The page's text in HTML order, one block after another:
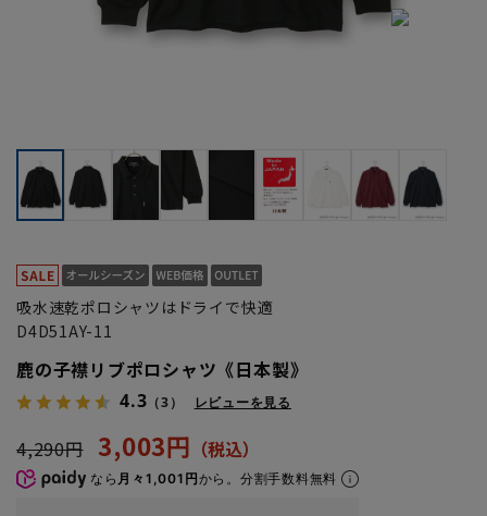
吸水速乾ポロシャツはドライで快適
D4D51AY-11
鹿の子襟リブポロシャツ《日本製》
4.3 （3） レビューを見る
4,290円 3,003円
なら 月々1,001円から。分割手数料無料